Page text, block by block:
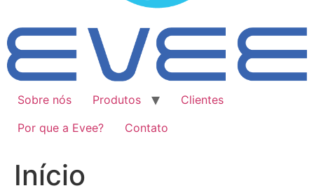
Sobre nós Produtos
Clientes
Por que a Evee?
Contato
Início